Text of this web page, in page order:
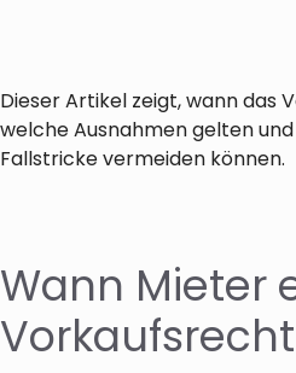
Dieser Artikel zeigt, wann das
welche Ausnahmen gelten
Fallstricke vermeiden können.
Wann Mieter